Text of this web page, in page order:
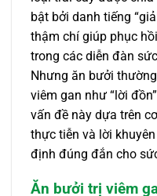
bật bởi danh tiếng
thậm chí giúp phục
trong các diễn đàn
Nhưng ăn bưởi
viêm gan như “lời
vấn đề này dựa trên
thực tiễn và lời
định đúng đắn cho
Ăn bưởi trị viêm